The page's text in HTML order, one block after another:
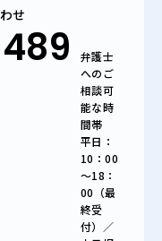
せ
弁護士
へのご
相談可
能な時
間帯
平日：
10：00
～18：
00（最
終受
付）／